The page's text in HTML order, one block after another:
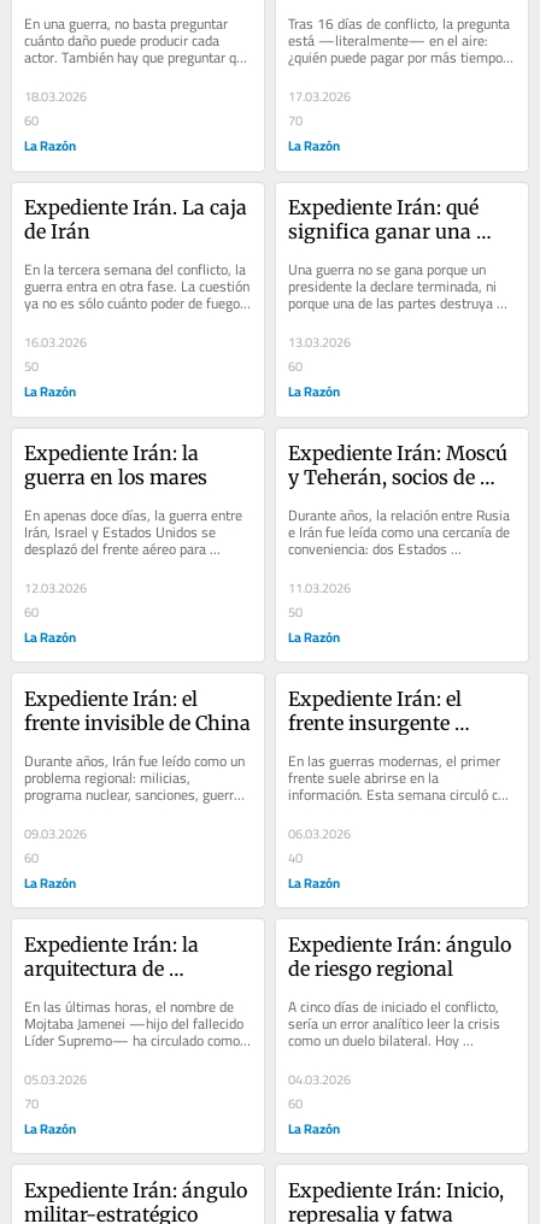
proscritas
En una guerra, no basta preguntar
cuánto daño puede producir cada
actor. También hay que preguntar qué
tipo de daño decide producir, sobre
quién...
18.03.2026
60
La Razón
Tras 16 días de conflicto, la pregunta
está —literalmente— en el aire:
¿quién puede pagar por más tiempo
la superioridad del cielo? En la...
17.03.2026
70
La Razón
Expediente Irán. La caja
de Irán
En la tercera semana del conflicto, la
guerra entra en otra fase. La cuestión
ya no es sólo cuánto poder de fuego
conserva Irán ni cuántos...
16.03.2026
50
La Razón
Expediente Irán: qué
significa ganar una
Una guerra no se gana porque un
presidente la declare terminada, ni
porque una de las partes destruya
más blancos que la otra. Se gana
cuando el uso...
13.03.2026
60
La Razón
Expediente Irán: la
guerra en los mares
En apenas doce días, la guerra entre
Irán, Israel y Estados Unidos se
desplazó del frente aéreo para
convertirse también en una guerra
marítima,...
12.03.2026
60
La Razón
Expediente Irán: Moscú
y Teherán, socios de
Durante años, la relación entre Rusia
e Irán fue leída como una cercanía de
conveniencia: dos Estados
enfrentados a...
11.03.2026
50
La Razón
Expediente Irán: el
frente invisible de China
Durante años, Irán fue leído como un
problema regional: milicias,
programa nuclear, sanciones, guerra
por delegación. Hoy esa lectura ya
no...
09.03.2026
60
La Razón
Expediente Irán: el
frente insurgente
En las guerras modernas, el primer
frente suele abrirse en la
información. Esta semana circuló con
kurdos...
06.03.2026
40
La Razón
Expediente Irán: la
arquitectura de
En las últimas horas, el nombre de
Mojtaba Jamenei —hijo del fallecido
Líder Supremo— ha circulado como
el principal candidato a sucederlo en
el...
05.03.2026
70
La Razón
Expediente Irán: ángulo
de riesgo regional
A cinco días de iniciado el conflicto,
sería un error analítico leer la crisis
como un duelo bilateral. Hoy
debemos preguntarnos no sólo qué...
04.03.2026
60
La Razón
Expediente Irán: ángulo
militar-estratégico
Expediente Irán: Inicio,
represalia y fatwa